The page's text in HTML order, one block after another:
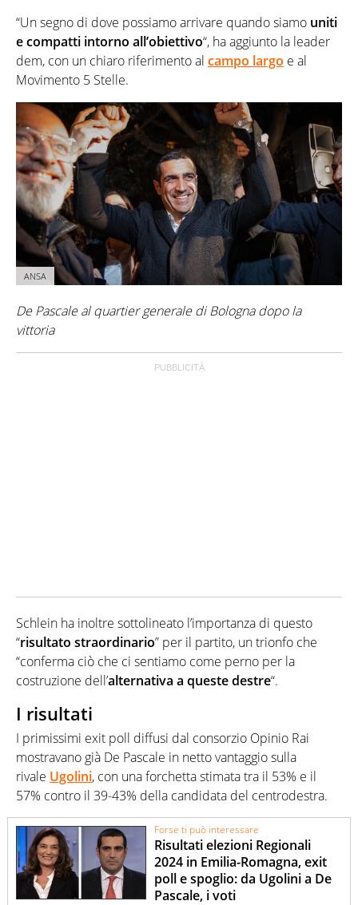
“Un segno di dove possiamo arrivare quando siamo uniti
e compatti intorno all’obiettivo“, ha aggiunto la leader
dem, con un chiaro riferimento al campo largo e al
Movimento 5 Stelle.
ANSA
De Pascale al quartier generale di Bologna dopo la
vittoria
Schlein ha inoltre sottolineato l’importanza di questo
“risultato straordinario” per il partito, un trionfo che
“conferma ciò che ci sentiamo come perno per la
costruzione dell’alternativa a queste destre“.
I risultati
I primissimi exit poll diffusi dal consorzio Opinio Rai
mostravano già De Pascale in netto vantaggio sulla
rivale Ugolini, con una forchetta stimata tra il 53% e il
57% contro il 39-43% della candidata del centrodestra.
Forse ti può interessare
Risultati elezioni Regionali
2024 in Emilia-Romagna, exit
poll e spoglio: da Ugolini a De
Pascale, i voti